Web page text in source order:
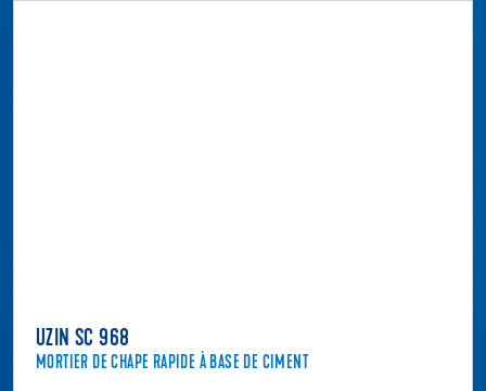
UZIN SC 968
MORTIER DE CHAPE RAPIDE À BASE DE CIMENT